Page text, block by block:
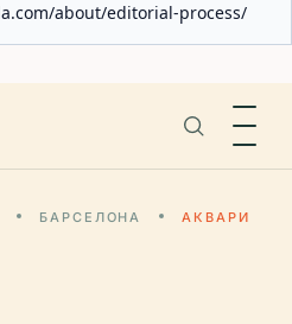
about/editorial-process/
БАРСЕЛОНА АКВАРИ